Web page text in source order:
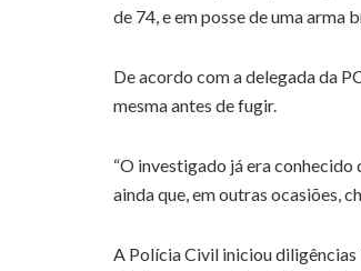
de 74, e em posse de uma arma
De acordo com a delegada da
mesma antes de fugir.
“O investigado já era
ainda que, em outras ocasiões,
A Polícia Civil iniciou